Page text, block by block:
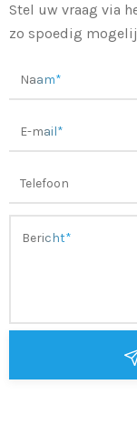
Stel uw vraag via
zo spoedig